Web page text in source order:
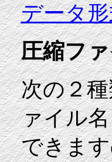
データ
圧縮フ
次の２
ァイル
できま